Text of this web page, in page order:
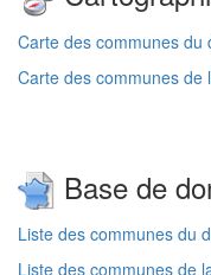
Carte des communes
Carte des communes
Base de
Liste des communes du
Liste des communes de